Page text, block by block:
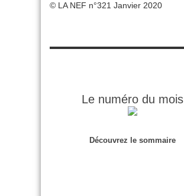
© LA NEF n°321 Janvier 2020
Le numéro du mois
Découvrez le sommaire